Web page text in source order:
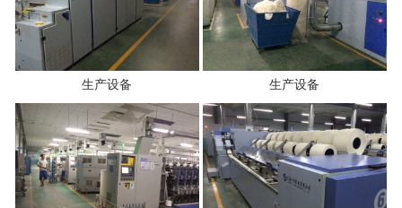
生产设备 生产设备